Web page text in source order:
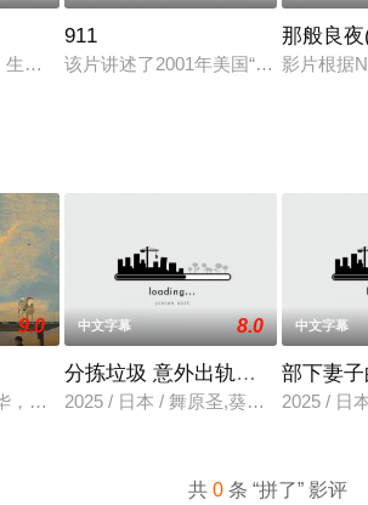
生在重庆市中心的富裕家庭，毕业于北大，
911
该片讲述了2001年美国“911”事件中
那般良
影片根据
9.0
，程一木他们毕业于同一所大学。他们和
中文字幕 8.0
分拣垃圾 意外出轨性爱
2025 / 日本 / 舞原圣,葵悠太
中文字幕
部下妻
2025 / 日
共0 条 “拼了” 影评